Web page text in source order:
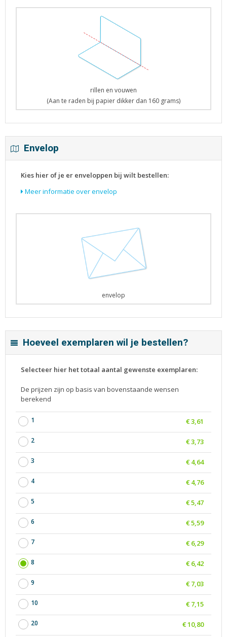
rillen en vouwen
(Aan te raden bij papier dikker dan 160 grams)
Envelop
Kies hier of je er enveloppen bij wilt bestellen:
Meer informatie over envelop
envelop
Hoeveel exemplaren wil je bestellen?
Selecteer hier het totaal aantal gewenste exemplaren:
De prijzen zijn op basis van bovenstaande wensen
berekend
1
2
3
4
5
6
7
8
9
10
20
€ 3,61
€ 3,73
€ 4,64
€ 4,76
€ 5,47
€ 5,59
€ 6,29
€ 6,42
€ 7,03
€ 7,15
€ 10,80